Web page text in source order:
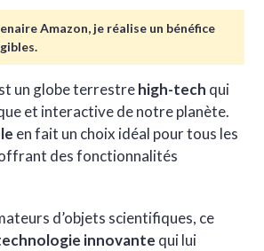
Amazon, je réalise un bénéfice
un globe terrestrehigh-tech qui
et interactive de notre planète.
en fait un choix idéal pour tous les
des fonctionnalités
d’objets scientifiques, ce
innovante qui lui